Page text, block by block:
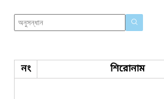
নং শিরোনাম